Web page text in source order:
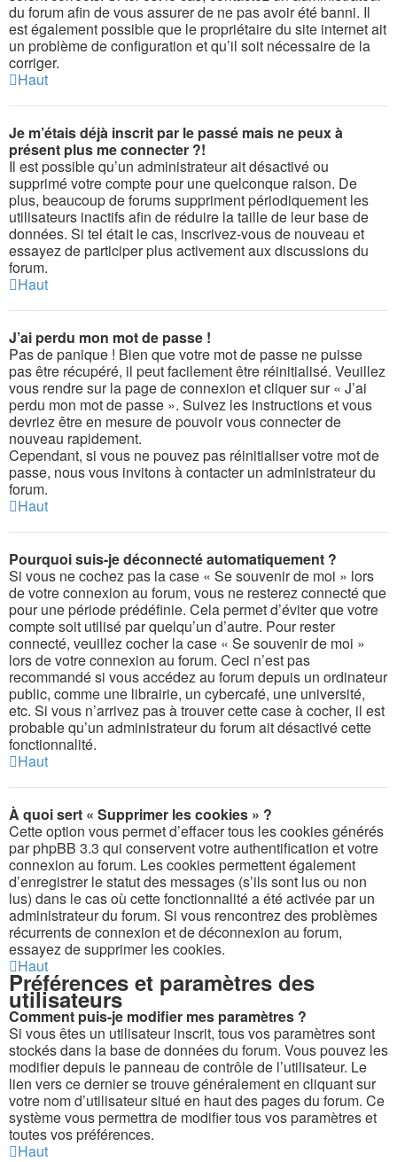
du forum afin de vous assurer de ne pas avoir été banni. Il
est également possible que le propriétaire du site internet ait
un problème de configuration et qu’il soit nécessaire de la
corriger.
Haut
Je m’étais déjà inscrit par le passé mais ne peux à
présent plus me connecter ?!
Il est possible qu’un administrateur ait désactivé ou
supprimé votre compte pour une quelconque raison. De
plus, beaucoup de forums suppriment périodiquement les
utilisateurs inactifs afin de réduire la taille de leur base de
données. Si tel était le cas, inscrivez-vous de nouveau et
essayez de participer plus activement aux discussions du
forum.
Haut
J’ai perdu mon mot de passe !
Pas de panique ! Bien que votre mot de passe ne puisse
pas être récupéré, il peut facilement être réinitialisé. Veuillez
vous rendre sur la page de connexion et cliquer sur « J’ai
perdu mon mot de passe ». Suivez les instructions et vous
devriez être en mesure de pouvoir vous connecter de
nouveau rapidement.
Cependant, si vous ne pouvez pas réinitialiser votre mot de
passe, nous vous invitons à contacter un administrateur du
forum.
Haut
Pourquoi suis-je déconnecté automatiquement ?
Si vous ne cochez pas la case « Se souvenir de moi » lors
de votre connexion au forum, vous ne resterez connecté que
pour une période prédéfinie. Cela permet d’éviter que votre
compte soit utilisé par quelqu’un d’autre. Pour rester
connecté, veuillez cocher la case « Se souvenir de moi »
lors de votre connexion au forum. Ceci n’est pas
recommandé si vous accédez au forum depuis un ordinateur
public, comme une librairie, un cybercafé, une université,
etc. Si vous n’arrivez pas à trouver cette case à cocher, il est
probable qu’un administrateur du forum ait désactivé cette
fonctionnalité.
Haut
À quoi sert « Supprimer les cookies » ?
Cette option vous permet d’effacer tous les cookies générés
par phpBB 3.3 qui conservent votre authentification et votre
connexion au forum. Les cookies permettent également
d’enregistrer le statut des messages (s’ils sont lus ou non
lus) dans le cas où cette fonctionnalité a été activée par un
administrateur du forum. Si vous rencontrez des problèmes
récurrents de connexion et de déconnexion au forum,
essayez de supprimer les cookies.
Haut
Préférences et paramètres des
utilisateurs
Comment puis-je modifier mes paramètres ?
Si vous êtes un utilisateur inscrit, tous vos paramètres sont
stockés dans la base de données du forum. Vous pouvez les
modifier depuis le panneau de contrôle de l’utilisateur. Le
lien vers ce dernier se trouve généralement en cliquant sur
votre nom d’utilisateur situé en haut des pages du forum. Ce
système vous permettra de modifier tous vos paramètres et
toutes vos préférences.
Haut